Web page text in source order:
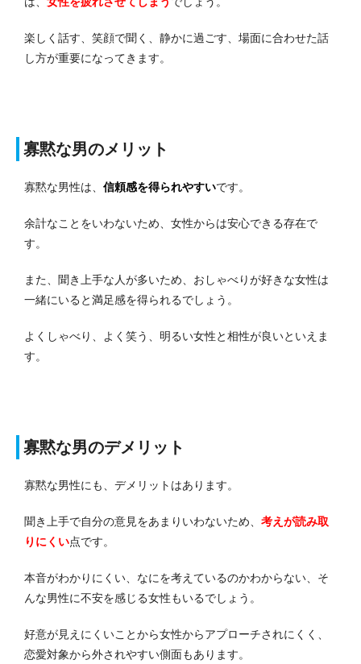
楽しく話す、笑顔で聞く、静かに過ごす、場面に合わせた話
し方が重要になってきます。
寡黙な男のメリット
寡黙な男性は、 信頼感を得られやすいです。
余計なことをいわないため、女性からは安心できる存在で
す。
また、聞き上手な人が多いため、おしゃべりが好きな女性は
一緒にいると満足感を得られるでしょう。
よくしゃべり、よく笑う、明るい女性と相性が良いといえま
す。
寡黙な男のデメリット
寡黙な男性にも、デメリットはあります。
聞き上手で自分の意見をあまりいわないため、 考えが読み取
りにくい点です。
本音がわかりにくい、なにを考えているのかわからない、そ
んな男性に不安を感じる女性もいるでしょう。
好意が見えにくいことから女性からアプローチされにくく、
恋愛対象から外されやすい側面もあります。